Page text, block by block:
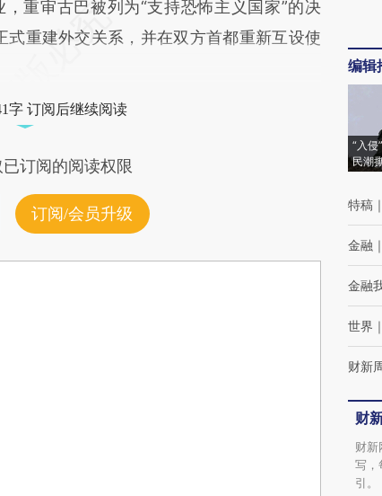
，重审古巴被列为“支持恐怖主义国家”的决
重建外交关系，并在双方首都重新互设使
字 订阅后继续阅读
订阅的阅读权限
订阅/会员升级
编辑
“入侵
民潮
特稿 ｜
金融 ｜
金融
世界 ｜
财新
财
财新
写，
引。